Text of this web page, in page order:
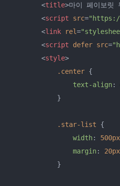
<title>마이 페이보릿
<script src=
<link rel=
<script defer src=
<style>
.center {
text-align:
            }
.star-list {
width: 500px
margin: 20px
            }